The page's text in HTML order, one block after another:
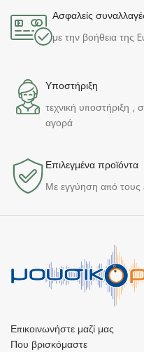
Ασφαλείς
με την βοήθεια της
Υποστήριξη
τεχνική υποστήριξη ,
αγορά
Επιλεγμένα προϊόντα​
Με εγγύηση από τους
Επικοινωνήστε μαζί μας
Που βρισκόμαστε